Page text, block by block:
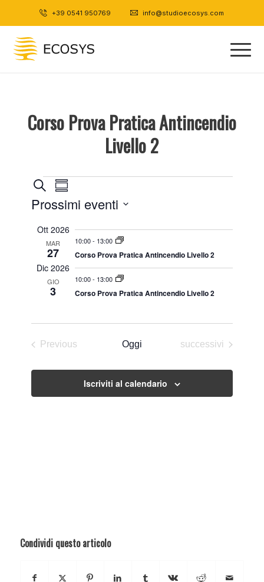
+39 0541 950769 info@studioecosys.com
Corso Prova Pratica Antincendio
Livello 2
Eventi
Eventi
Ricerca
viste
Navigazione
CercaEvento
Viste
Navigazione
Sommario
Prossimi eventi
date.
Ott 2026
MAR
27
10:00- 13:00
Corso Prova Pratica Antincendio Livello 2
Dic 2026
GIO
3
10:00- 13:00
Corso Prova Pratica Antincendio Livello 2
Previous
Oggi Eventi
successivi
Iscriviti al calendario
Condividi questo articolo